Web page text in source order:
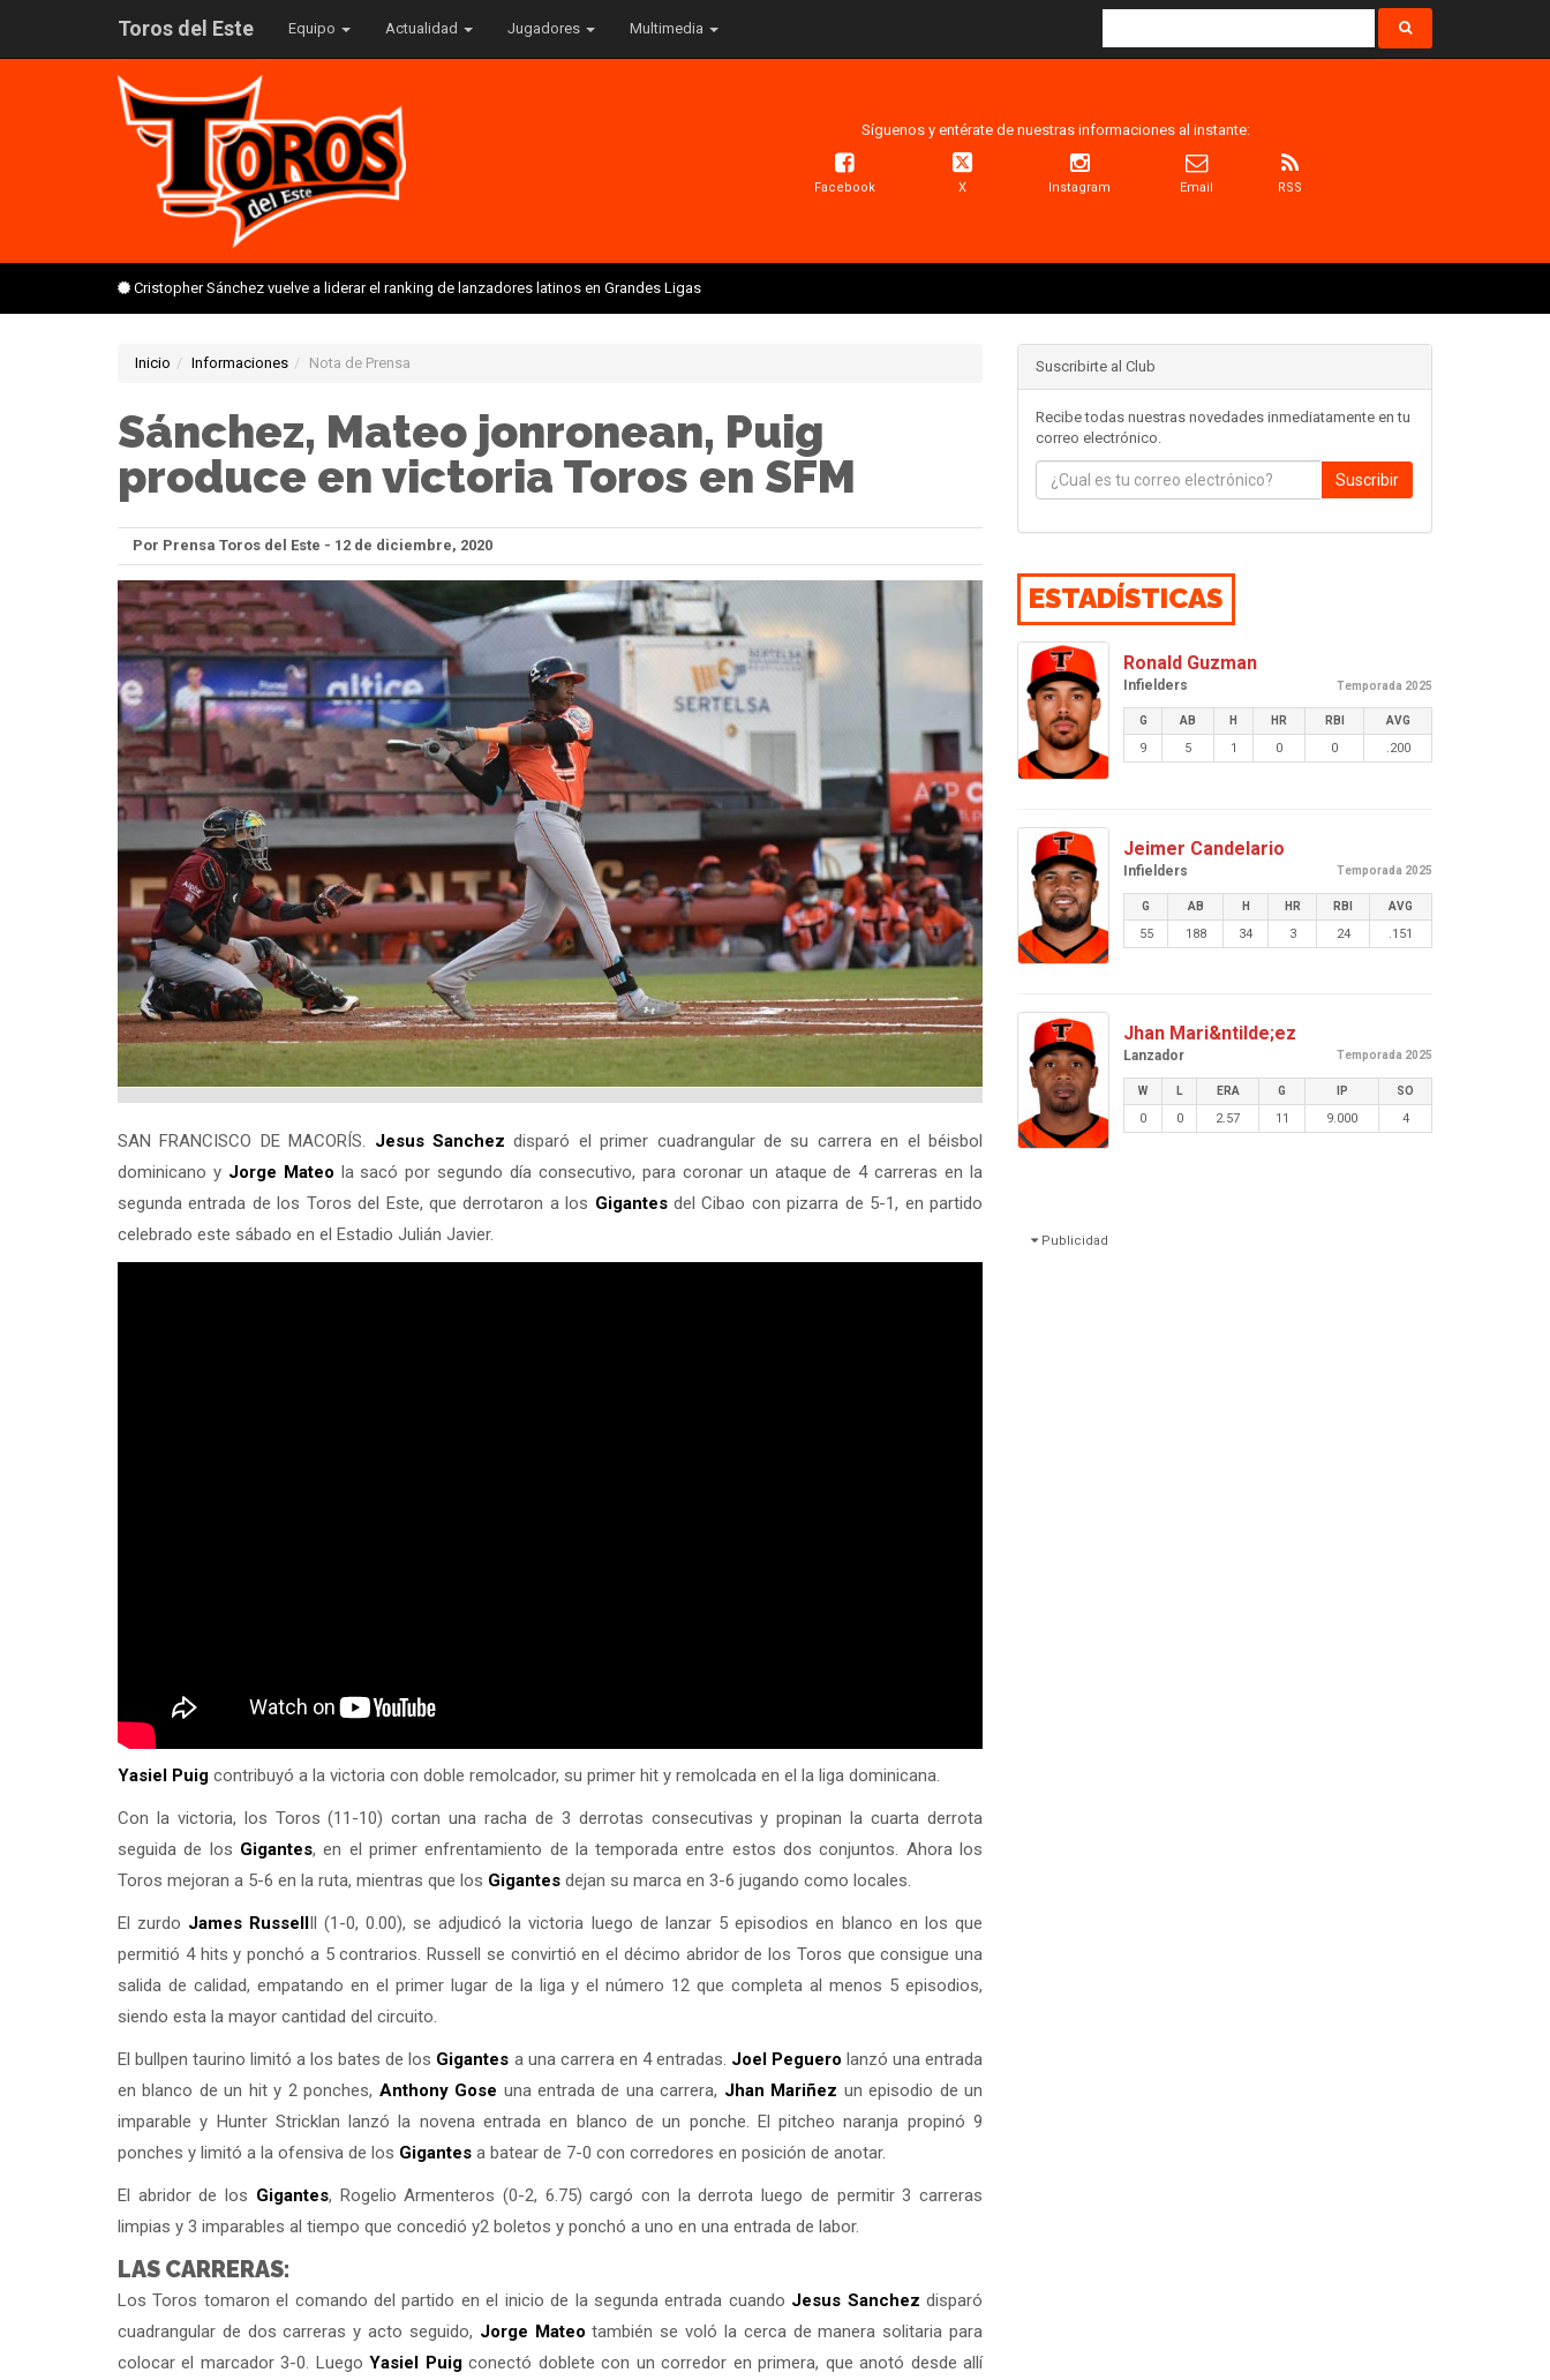
Toros del Este Equipo Actualidad Jugadores Multimedia
Síguenos y entérate de nuestras informaciones al instante:
Facebook X Instagram Email RSS
Cristopher Sánchez vuelve a liderar el ranking de lanzadores latinos en Grandes Ligas
Inicio Informaciones Nota de Prensa
Sánchez, Mateo jonronean, Puig
produce en victoria Toros en SFM
Por Prensa Toros del Este - 12 de diciembre, 2020
SAN FRANCISCO DE MACORÍS. Jesus Sanchez disparó el primer cuadrangular de su carrera en el béisbol
dominicano y Jorge Mateo la sacó por segundo día consecutivo, para coronar un ataque de 4 carreras en la
segunda entrada de los Toros del Este, que derrotaron a los Gigantesdel Cibao con pizarra de 5-1, en partido
celebrado este sábado en el Estadio Julián Javier.
Yasiel Puig contribuyó a la victoria con doble remolcador, su primer hit y remolcada en el la liga dominicana.
Con la victoria, los Toros (11-10) cortan una racha de 3 derrotas consecutivas y propinan la cuarta derrota
seguida de los Gigantes, en el primer enfrentamiento de la temporada entre estos dos conjuntos. Ahora los
Toros mejoran a 5-6 en la ruta, mientras que los Gigantes dejan su marca en 3-6 jugando como locales.
El zurdo James Russellll (1-0, 0.00), se adjudicó la victoria luego de lanzar 5 episodios en blanco en los que
permitió 4 hits y ponchó a 5 contrarios. Russell se convirtió en el décimo abridor de los Toros que consigue una
salida de calidad, empatando en el primer lugar de la liga y el número 12 que completa al menos 5 episodios,
siendo esta la mayor cantidad del circuito.
El bullpen taurino limitó a los bates de los Gigantes a una carrera en 4 entradas. Joel Peguero lanzó una entrada
en blanco de un hit y 2 ponches, Anthony Gose una entrada de una carrera, Jhan Mariñez un episodio de un
imparable y Hunter Stricklan lanzó la novena entrada en blanco de un ponche. El pitcheo naranja propinó 9
ponches y limitó a la ofensiva de los Gigantes a batear de 7-0 con corredores en posición de anotar.
El abridor de los Gigantes, Rogelio Armenteros (0-2, 6.75) cargó con la derrota luego de permitir 3 carreras
limpias y 3 imparables al tiempo que concedió y2 boletos y ponchó a uno en una entrada de labor.
LAS CARRERAS:
Los Toros tomaron el comando del partido en el inicio de la segunda entrada cuando Jesus Sanchez disparó
cuadrangular de dos carreras y acto seguido, Jorge Mateo también se voló la cerca de manera solitaria para
colocar el marcador 3-0. LuegoYasiel Puigconectó doblete con un corredor en primera, que anotó desde allí
Suscribirte al Club
Recibe todas nuestras novedades inmediatamente en tu
correo electrónico.
Suscribir
ESTADÍSTICAS
Ronald Guzman
Infielders Temporada 2025
G AB H HR RBI AVG
9 5 1 0 0 .200
Jeimer Candelario
Infielders Temporada 2025
G AB H HR RBI AVG
55 188 34 3 24 .151
Jhan Mari&ntilde;ez
Lanzador Temporada 2025
W L ERA G IP SO
0 0 2.57 11 9.000 4
Publicidad